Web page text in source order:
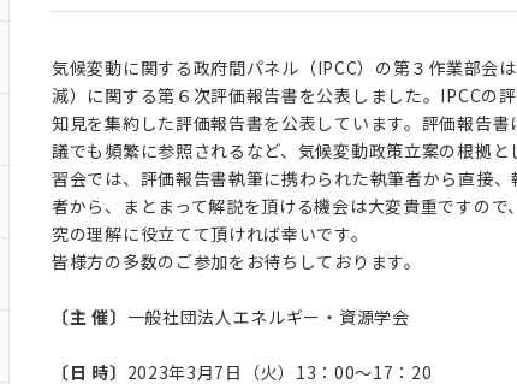
気候変動に関する政府間パネル（IPCC）の第３作業部会は
減）に関する第６次評価報告書を公表しました。 IPCCの
知見を集約した評価報告書を公表しています。評価報告
議でも頻繁に参照されるなど、気候変動政策立案の根拠
習会では、評価報告書執筆に携わられた執筆者から直接
者から、まとまって解説を頂ける機会は大変貴重ですの
究の理解に役立てて頂ければ幸いです。
皆様方の多数のご参加をお待ちしております。
〔主 催〕 一般社団法人エネルギー・資源学会
〔日 時〕 2023年3月7日（火）13：00～17：20